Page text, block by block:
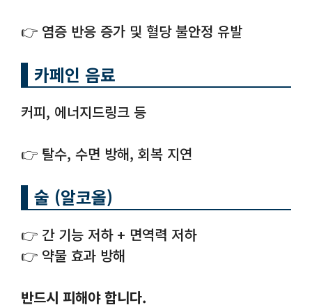
👉 염증 반응 증가 및 혈당 불안정 유발
카페인 음료
커피, 에너지드링크 등
👉 탈수, 수면 방해, 회복 지연
술 (알코올)
👉 간 기능 저하 + 면역력 저하
👉 약물 효과 방해
반드시 피해야 합니다.